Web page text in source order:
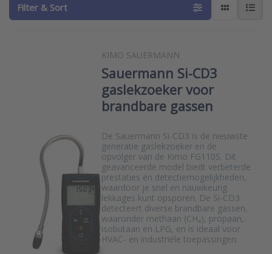
Filter & Sort
KIMO SAUERMANN
Sauermann Si-CD3
gaslekzoeker voor
brandbare gassen
De Sauermann Si-CD3 is de nieuwste
generatie gaslekzoeker en de
opvolger van de Kimo FG110S. Dit
geavanceerde model biedt verbeterde
prestaties en detectiemogelijkheden,
waardoor je snel en nauwkeurig
lekkages kunt opsporen. De Si-CD3
detecteert diverse brandbare gassen,
waaronder methaan (CH₄), propaan,
isobutaan en LPG, en is ideaal voor
HVAC- en industriële toepassingen.